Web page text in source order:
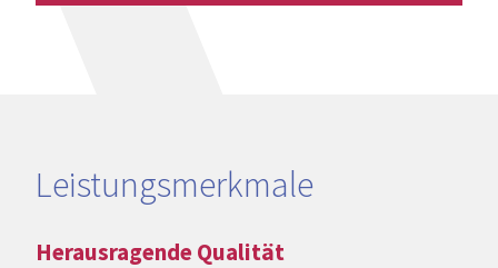
Leistungsmerkmale
Herausragende Qualität